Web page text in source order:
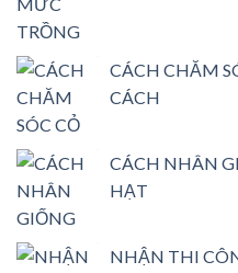
CÁCH CHĂM
CÁCH
CÁCH NHÂN
HẠT
NHẬN THI